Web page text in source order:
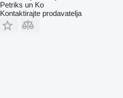
Petriks un Ko
Kontaktirajte prodavatelja